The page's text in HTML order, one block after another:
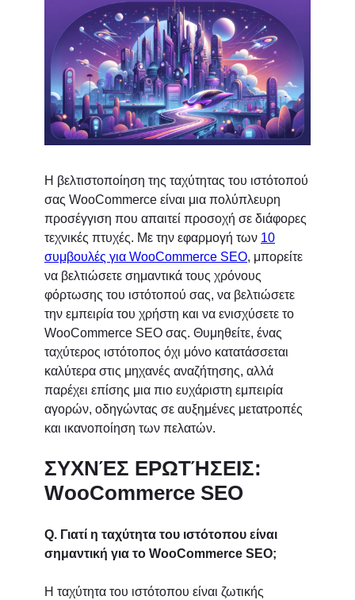
Η βελτιστοποίηση της ταχύτητας του ιστότοπού
σας WooCommerce είναι μια πολύπλευρη
προσέγγιση που απαιτεί προσοχή σε διάφορες
τεχνικές πτυχές. Με την εφαρμογή των 10
συμβουλές για WooCommerce SEO, μπορείτε
να βελτιώσετε σημαντικά τους χρόνους
φόρτωσης του ιστότοπού σας, να βελτιώσετε
την εμπειρία του χρήστη και να ενισχύσετε το
WooCommerce SEO σας. Θυμηθείτε, ένας
ταχύτερος ιστότοπος όχι μόνο κατατάσσεται
καλύτερα στις μηχανές αναζήτησης, αλλά
παρέχει επίσης μια πιο ευχάριστη εμπειρία
αγορών, οδηγώντας σε αυξημένες μετατροπές
και ικανοποίηση των πελατών.
ΣΥΧΝΈΣ ΕΡΩΤΉΣΕΙΣ:
WooCommerce SEO
Q. Γιατί η ταχύτητα του ιστότοπου είναι
σημαντική για το WooCommerce SEO;
Η ταχύτητα του ιστότοπου είναι ζωτικής